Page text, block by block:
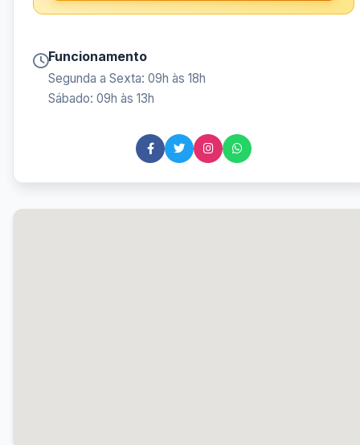
Funcionamento
Segunda a Sexta: 09h às 18h
Sábado: 09h às 13h